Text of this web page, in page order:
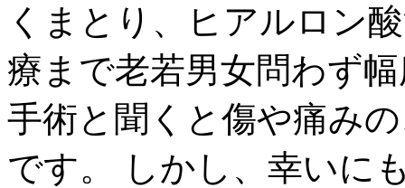
くまとり、ヒアルロン
療まで老若男女問わず
手術と聞くと傷や痛み
です。 しかし、幸いに